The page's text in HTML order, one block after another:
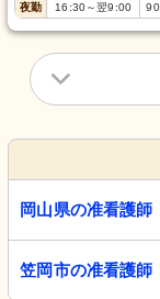
夜勤 16:30～翌9:00 90
岡山県の准看護師
笠岡市の准看護師